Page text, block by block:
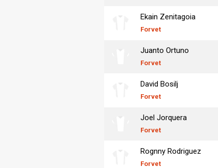
Ekain Zenitagoia
Forvet
Juanto Ortuno
Forvet
David Bosilj
Forvet
Joel Jorquera
Forvet
Rognny Rodriguez
Forvet